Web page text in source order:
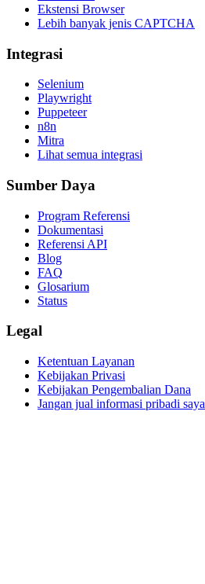
Ekstensi Browser
Lebih banyak jenis CAPTCHA
Integrasi
Selenium
Playwright
Puppeteer
n8n
Mitra
Lihat semua integrasi
Sumber Daya
Program Referensi
Dokumentasi
Referensi API
Blog
FAQ
Glosarium
Status
Legal
Ketentuan Layanan
Kebijakan Privasi
Kebijakan Pengembalian Dana
Jangan jual informasi pribadi saya